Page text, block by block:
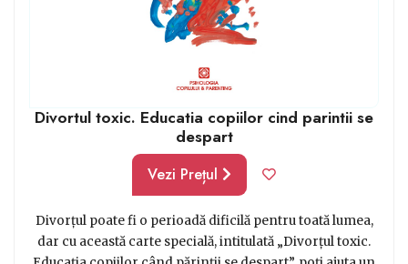
Divortul toxic. Educatia copiilor cind parintii se
despart
Vezi Prețul
Divorțul poate fi o perioadă dificilă pentru toată lumea,
dar cu această carte specială, intitulată „Divorțul toxic.